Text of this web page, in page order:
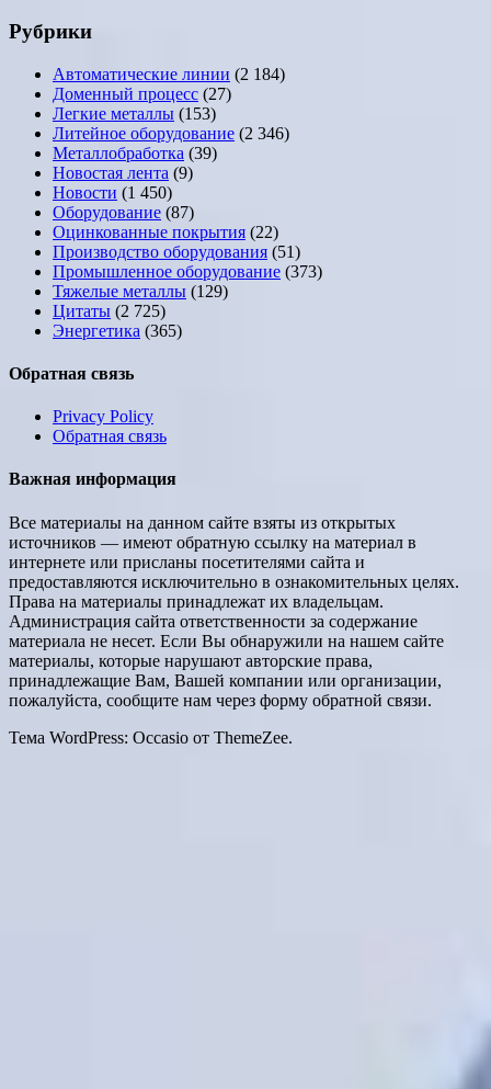
Рубрики
Автоматические линии (2 184)
Доменный процесс (27)
Легкие металлы (153)
Литейное оборудование (2 346)
Металлобработка (39)
Новостая лента (9)
Новости (1 450)
Оборудование (87)
Оцинкованные покрытия (22)
Производство оборудования (51)
Промышленное оборудование (373)
Тяжелые металлы (129)
Цитаты (2 725)
Энергетика (365)
Обратная связь
Privacy Policy
Обратная связь
Важная информация
Все материалы на данном сайте взяты из открытых
источников — имеют обратную ссылку на материал в
интернете или присланы посетителями сайта и
предоставляются исключительно в ознакомительных целях.
Права на материалы принадлежат их владельцам.
Администрация сайта ответственности за содержание
материала не несет. Если Вы обнаружили на нашем сайте
материалы, которые нарушают авторские права,
принадлежащие Вам, Вашей компании или организации,
пожалуйста, сообщите нам через форму обратной связи.
Тема WordPress: Occasio от ThemeZee.